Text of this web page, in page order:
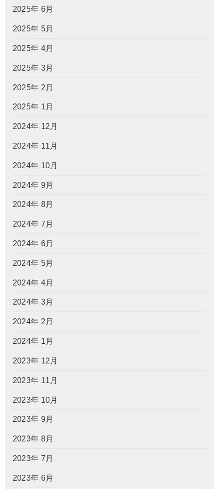
2025年 6月
2025年 5月
2025年 4月
2025年 3月
2025年 2月
2025年 1月
2024年 12月
2024年 11月
2024年 10月
2024年 9月
2024年 8月
2024年 7月
2024年 6月
2024年 5月
2024年 4月
2024年 3月
2024年 2月
2024年 1月
2023年 12月
2023年 11月
2023年 10月
2023年 9月
2023年 8月
2023年 7月
2023年 6月